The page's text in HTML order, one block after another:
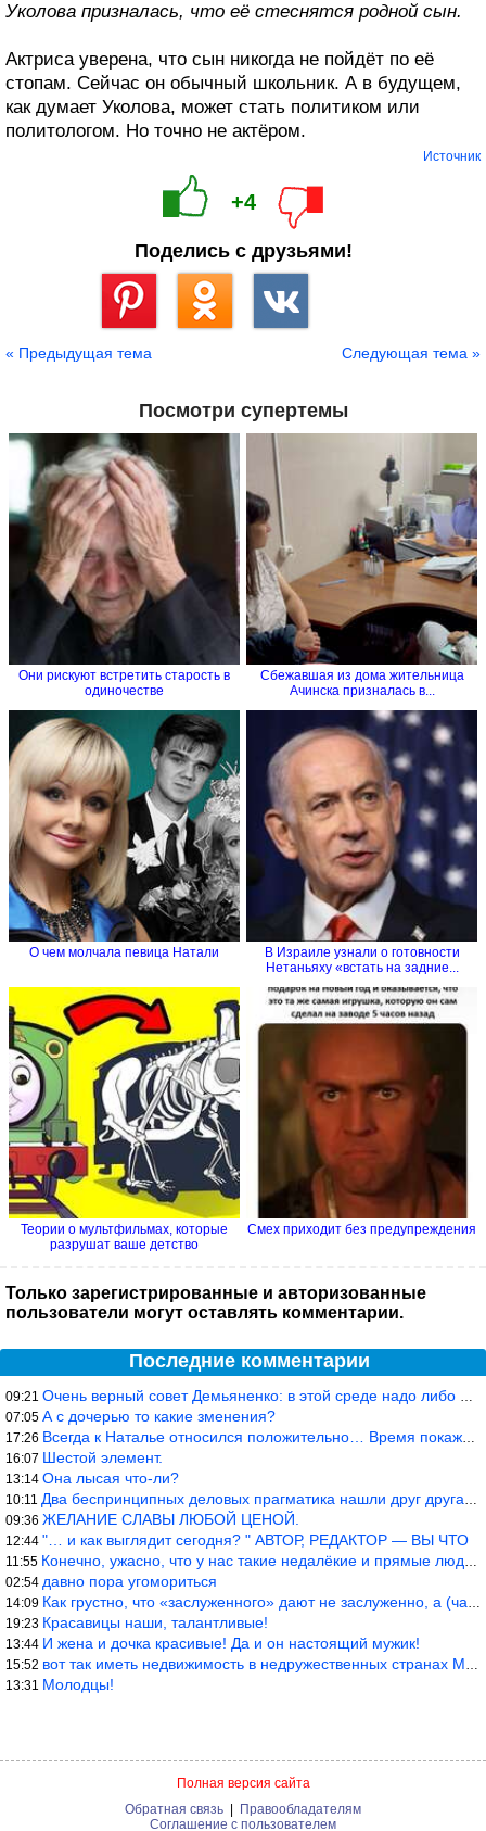
Уколова призналась, что её стеснятся родной сын.
Актриса уверена, что сын никогда не пойдёт по её
стопам. Сейчас он обычный школьник. А в будущем,
как думает Уколова, может стать политиком или
политологом. Но точно не актёром.
Источник
+4
Поделись с друзьями!
« Предыдущая тема Следующая тема »
Посмотри супертемы
Они рискуют встретить старость в
одиночестве
Сбежавшая из дома жительница
Ачинска призналась в...
О чем молчала певица Натали
В Израиле узнали о готовности
Нетаньяху «встать на задние...
Теории о мультфильмах, которые
разрушат ваше детство
Смех приходит без предупреждения
Только зарегистрированные и авторизованные
пользователи могут оставлять комментарии.
Последние комментарии
09:21 Очень верный совет Демьяненко: в этой среде надо либо иметь зубы
07:05 А с дочерью то какие зменения?
17:26 Всегда к Наталье относился положительно… Время покажет, что буде
16:07 Шестой элемент.
13:14 Она лысая что-ли?
10:11 Два беспринципных деловых прагматика нашли друг друга и «остепен
09:36 ЖЕЛАНИЕ СЛАВЫ ЛЮБОЙ ЦЕНОЙ.
12:44 "… и как выглядит сегодня? " АВТОР, РЕДАКТОР — ВЫ ЧТО
11:55 Конечно, ужасно, что у нас такие недалёкие и прямые люди… Как мо
02:54 давно пора угомориться
14:09 Как грустно, что «заслуженного» дают не заслуженно, а (чаще) по-
19:23 Красавицы наши, талантливые!
13:44 И жена и дочка красивые! Да и он настоящий мужик!
15:52 вот так иметь недвижимость в недружественных странах Могут забра
13:31 Молодцы!
Полная версия сайта
Обратная связь | Правообладателям
Соглашение с пользователем